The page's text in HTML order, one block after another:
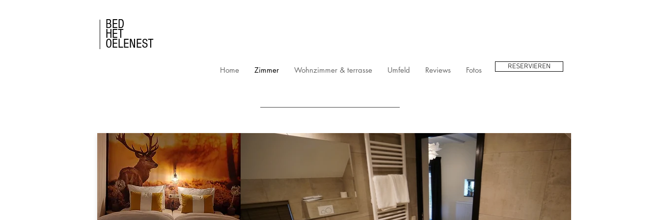
BED
HET
OELENEST
Home Zimmer Wohnzimmer & terrasse Umfeld Reviews Fotos RESERVIEREN